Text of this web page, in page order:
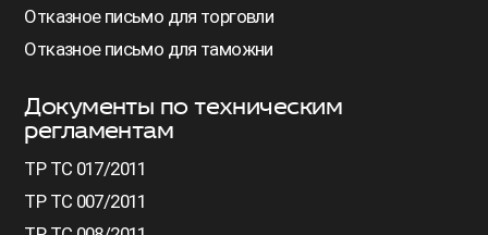
Отказное письмо для торговли
Отказное письмо для таможни
Документы по техническим
регламентам
ТР ТС 017/2011
ТР ТС 007/2011